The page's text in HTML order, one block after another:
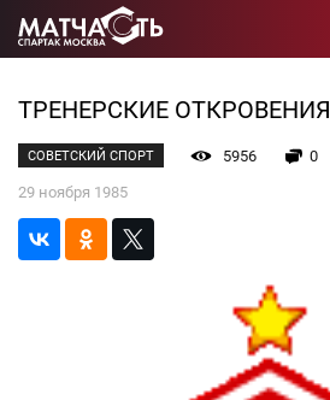
ТРЕНЕРСКИЕ ОТКРОВЕНИЯ
СОВЕТСКИЙ СПОРТ 5956
0
29 ноября 1985